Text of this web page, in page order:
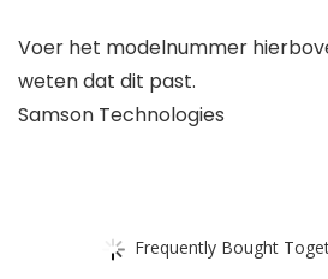
Voer het modelnummer
weten dat dit past.
Samson Technologies
Frequently Bought